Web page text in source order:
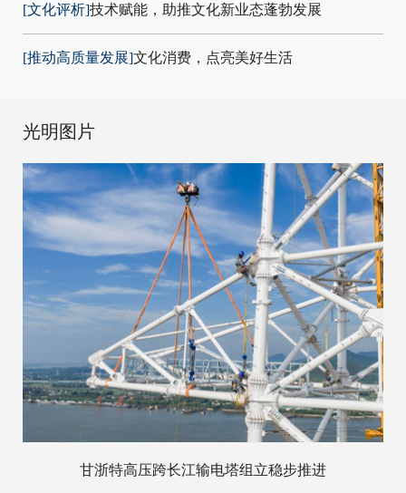
[文化评析]技术赋能，助推文化新业态蓬勃发展
[推动高质量发展]文化消费，点亮美好生活
光明图片
甘浙特高压跨长江输电塔组立稳步推进